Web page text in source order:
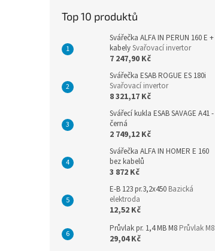
Top 10 produktů
Svářečka ALFA IN PERUN 160 E +
kabelySvařovací invertor
7 247,90 Kč
Svářečka ESAB ROGUE ES 180i
Svařovací invertor
8 321,17 Kč
Svářecí kukla ESAB SAVAGE A41 -
černá
2 749,12 Kč
Svářečka ALFA IN HOMER E 160
bez kabelů
3 872 Kč
E-B 123 pr.3,2x450 Bazická
elektroda
12,52 Kč
Průvlak pr. 1,4 MB M8 Průvlak M8
29,04 Kč